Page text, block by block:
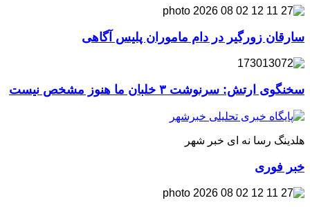
سارقان زورگیر در دام ماموران پلیس آگاهی
سخنگوی ارتش: سرنوشت ۳ خلبان ما هنوز مشخص نیست
هلدینگ رسا نه ای خبر شهر
خبر فوری